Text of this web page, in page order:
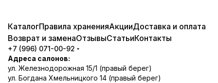
КаталогПравила храненияАкцииДоставка и оплата
Возврат и заменаОтзывыСтатьиКонтакты
+7 (996) 071-00-92
Адреса салонов:
ул. Железнодорожная 15/1 (правый берег)
ул. Богдана Хмельницкого 14 (правый берег)